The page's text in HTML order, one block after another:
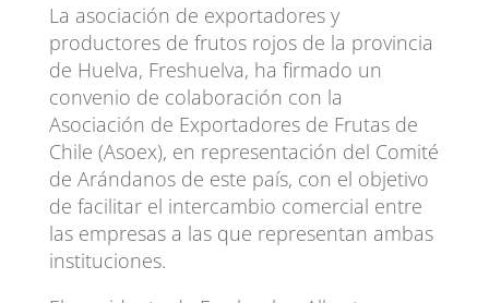
La asociación de exportadores y
productores de frutos rojos de la provincia
de Huelva, Freshuelva, ha firmado un
convenio de colaboración con la
Asociación de Exportadores de Frutas de
Chile (Asoex), en representación del Comité
de Arándanos de este país, con el objetivo
de facilitar el intercambio comercial entre
las empresas a las que representan ambas
instituciones.